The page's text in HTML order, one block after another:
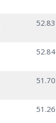
52.83
52.84
51.70
51.26